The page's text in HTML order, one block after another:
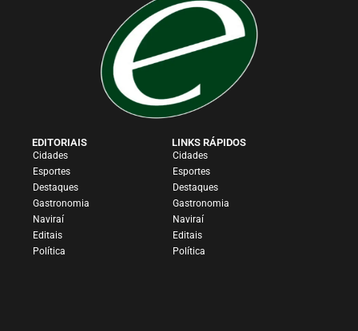
EDITORIAIS
Cidades
Esportes
Destaques
Gastronomia
Naviraí
Editais
Política
LINKS RÁPIDOS
Cidades
Esportes
Destaques
Gastronomia
Naviraí
Editais
Política